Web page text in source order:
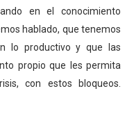
en el conocimiento
hablado, que tenemos
lo productivo y que las
propio que les permita
con estos bloqueos.